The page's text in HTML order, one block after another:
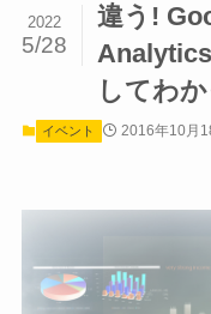
違う!
してわ
2022
5/28
イベント 2016年10月